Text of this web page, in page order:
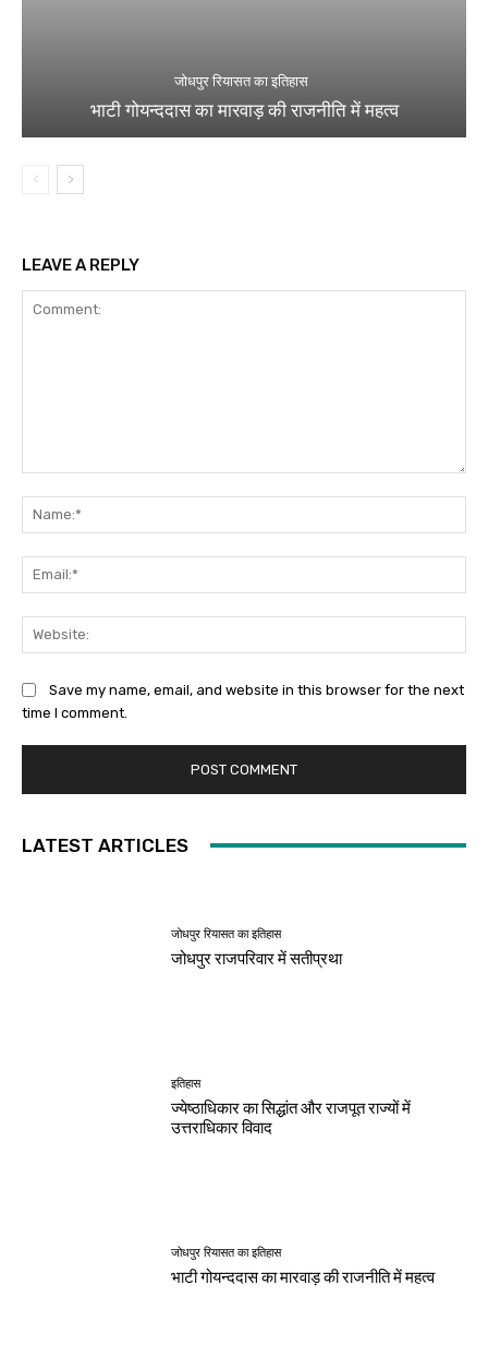
जोधपुर रियासत का इतिहास
भाटी गोयन्ददास का मारवाड़ की राजनीति में महत्व
LEAVE A REPLY
Save my name, email, and website in this browser for the next
time I comment.
LATEST ARTICLES
जोधपुर रियासत का इतिहास
जोधपुर राजपरिवार में सतीप्रथा
इतिहास
ज्येष्ठाधिकार का सिद्धांत और राजपूत राज्यों में
उत्तराधिकार विवाद
जोधपुर रियासत का इतिहास
भाटी गोयन्ददास का मारवाड़ की राजनीति में महत्व